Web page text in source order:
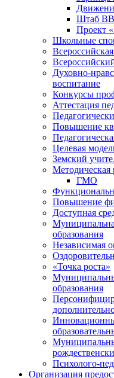
Штаб
Проект
Школьные
Духовно-
воспитание
Конкурсы
Аттестация
Повышение
Целевая
Земский
Методическая
ГМО
Повышение
Доступная
образования
Независимая
«Точка роста»
образования
Психолого-
Организация